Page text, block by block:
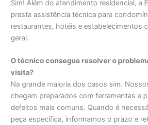
Sim! Além do atendimento residencial, a
presta assistência técnica para
restaurantes, hotéis e estabelecimentos
geral.
O técnico consegue resolver o
visita?
Na grande maioria dos casos sim.
chegam preparados com ferramentas e
defeitos mais comuns. Quando é
peça específica, informamos o prazo e